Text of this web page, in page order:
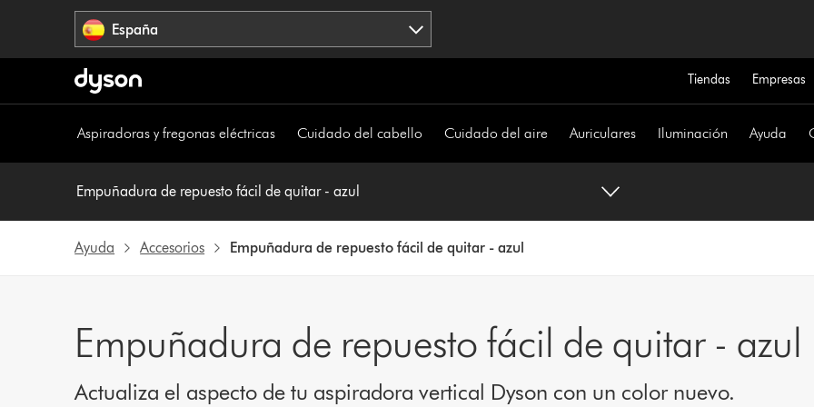
España
Tiendas Empresas
Aspiradoras y fregonas eléctricas Cuidado del cabello Cuidado del aire Auriculares Iluminación Ayuda
Empuñadura de repuesto fácil de quitar - azul
Ayuda Accesorios Empuñadura de repuesto fácil de quitar - azul
Empuñadura de repuesto fácil de quitar - azul
Actualiza el aspecto de tu aspiradora vertical Dyson con un color nuevo.